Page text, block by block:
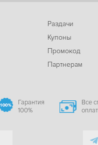
Раздачи
Купоны
Промокод
Партнерам
Гарантия
100%
Все